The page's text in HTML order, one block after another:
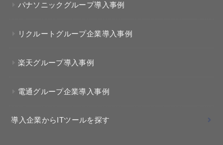
パナソニックグループ導入事例
リクルートグループ企業導入事例
楽天グループ導入事例
電通グループ企業導入事例
導入企業からITツールを探す